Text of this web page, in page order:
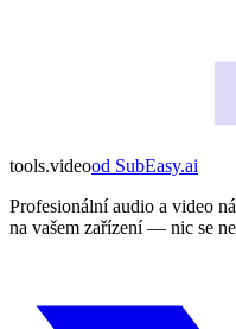
tools.videood SubEasy.ai
Profesionální audio a video
na vašem zařízení — nic se